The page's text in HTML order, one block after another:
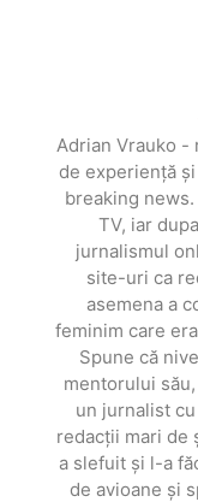
Adrian Vrauko -
de experiență
breaking
TV, iar
jurnalismul
site-uri ca
asemena a
feminim care
Spune că
mentorului
un jurnalist
redacții mari de
a slefuit și l-a
de avioane și